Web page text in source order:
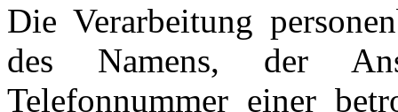
Die Verarbeitung
des Namens, der
Telefonnummer einer